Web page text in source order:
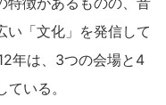
い「文化」を発信して
年は、3つの会場と4
いる。